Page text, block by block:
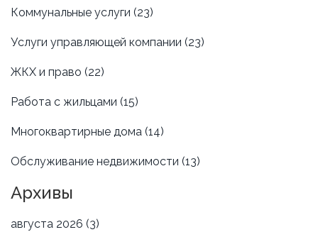
Коммунальные услуги (23)
Услуги управляющей компании (23)
ЖКХ и право (22)
Работа с жильцами (15)
Многоквартирные дома (14)
Обслуживание недвижимости (13)
Архивы
августа 2026 (3)